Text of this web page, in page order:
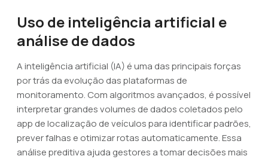
Uso de inteligência artificial e
análise de dados
A inteligência artificial (IA) é uma das principais forças
por trás da evolução das plataformas de
monitoramento. Com algoritmos avançados, é possível
interpretar grandes volumes de dados coletados pelo
app de localização de veículos para identificar padrões,
prever falhas e otimizar rotas automaticamente. Essa
análise preditiva ajuda gestores a tomar decisões mais